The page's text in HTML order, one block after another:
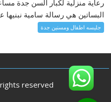
رعاية منزلية لكبار السن جدة
البساتين هي رسالة سامية نبنيها
جليسه اطفال ومسنين جدة
reserved